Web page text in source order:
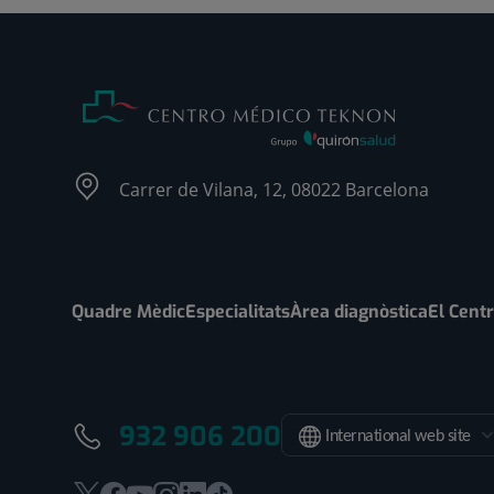
Carrer de Vilana, 12, 08022 Barcelona
Quadre MèdicEspecialitatsÀrea diagnòsticaEl
932 906 200 International web site